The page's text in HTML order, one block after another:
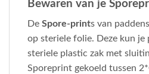
Bewaren van je
De Spore-prints van
op steriele folie. Deze kun je
steriele plastic zak met
Sporeprint gekoeld tussen